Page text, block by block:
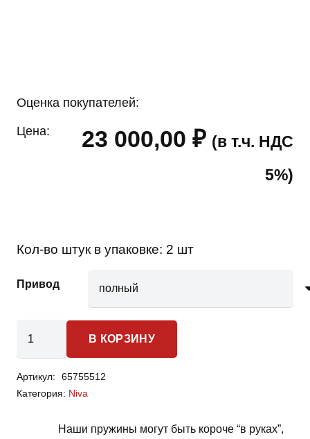
Оценка покупателей:
Цена: 23 000,00 ₽ (в т.ч. НДС
5%)
Кол-во штук в упаковке: 2 шт
Привод
товара
Niva
-
В КОРЗИНУ
Артикул:
65755512
Категория: Niva
Наши пружины могут быть короче “в руках”,